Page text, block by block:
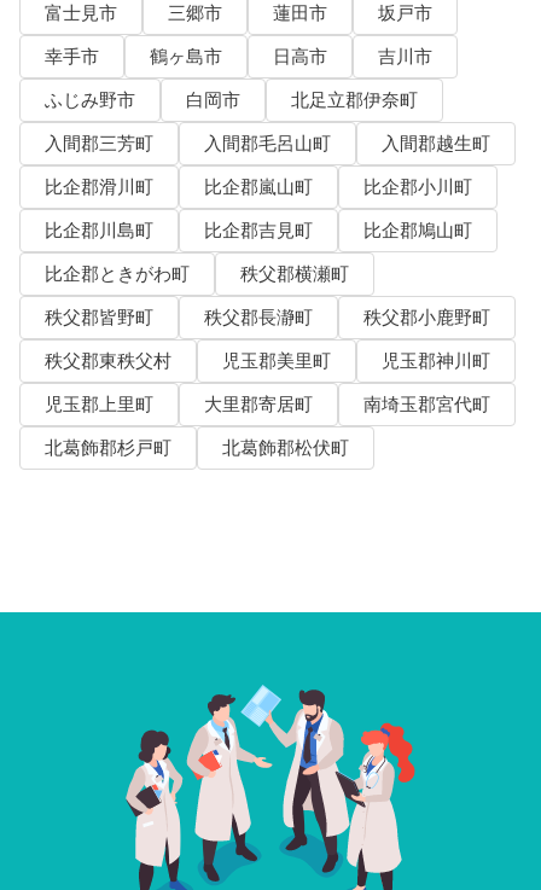
富士見市
三郷市 蓮田市
坂戸市
幸手市
鶴ヶ島市 日高市
吉川市
ふじみ野市
白岡市
北足立郡伊奈町
入間郡三芳町
入間郡毛呂山町
入間郡越生町
比企郡滑川町
比企郡嵐山町
比企郡小川町
比企郡川島町
比企郡吉見町
比企郡鳩山町
比企郡ときがわ町
秩父郡横瀬町
秩父郡皆野町
秩父郡長瀞町
秩父郡小鹿野町
秩父郡東秩父村
児玉郡美里町
児玉郡神川町
児玉郡上里町
大里郡寄居町
南埼玉郡宮代町
北葛飾郡杉戸町
北葛飾郡松伏町